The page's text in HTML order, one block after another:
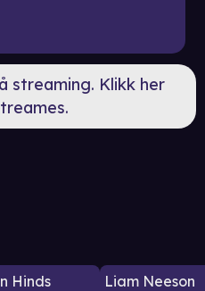
streaming. Klikk her
Hinds Liam Neeson